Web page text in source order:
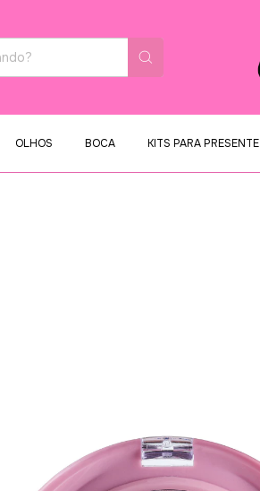
OLHOS BOCA KITS PARA PRESENTE